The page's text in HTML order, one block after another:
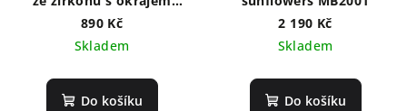
NM2021
890 Kč
Skladem
Do košíku
2 190 Kč
Skladem
Do košíku